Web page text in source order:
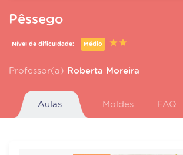
Pêssego
Nível de dificuldade: Médio
Professor(a) Roberta Moreira
Aulas Moldes FAQ